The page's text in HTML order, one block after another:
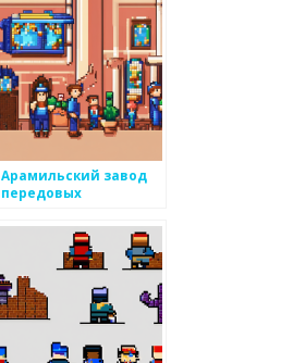
Арамильский завод
передовых